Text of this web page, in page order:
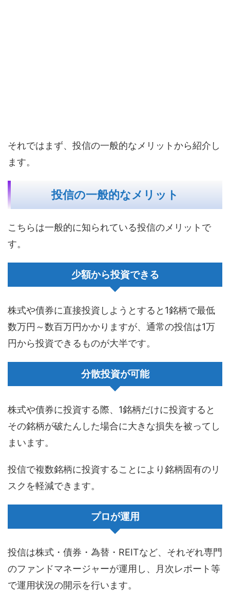
それではまず、投信の一般的なメリットから紹介し
ます。
投信の一般的なメリット
こちらは一般的に知られている投信のメリットで
す。
少額から投資できる
株式や債券に直接投資しようとすると1銘柄で最低
数万円～数百万円かかりますが、通常の投信は1万
円から投資できるものが大半です。
分散投資が可能
株式や債券に投資する際、1銘柄だけに投資すると
その銘柄が破たんした場合に大きな損失を被ってし
まいます。
投信で複数銘柄に投資することにより銘柄固有のリ
スクを軽減できます。
プロが運用
投信は株式・債券・為替・REITなど、それぞれ専門
のファンドマネージャーが運用し、月次レポート等
で運用状況の開示を行います。